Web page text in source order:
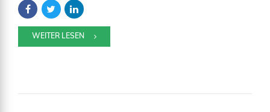
WEITER LESEN